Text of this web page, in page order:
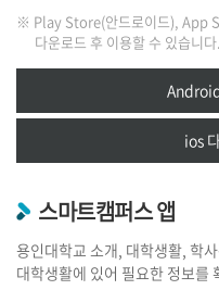
※ Play Store(안드로이드), App
다운로드 후 이용할 수 있습니다.
ios
스마트캠퍼스 앱
용인대학교 소개, 대학생활, 학
대학생활에 있어 필요한 정보를